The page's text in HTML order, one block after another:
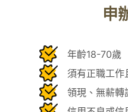
申
年齡18-70歲
須有正職工作
領現、無薪轉